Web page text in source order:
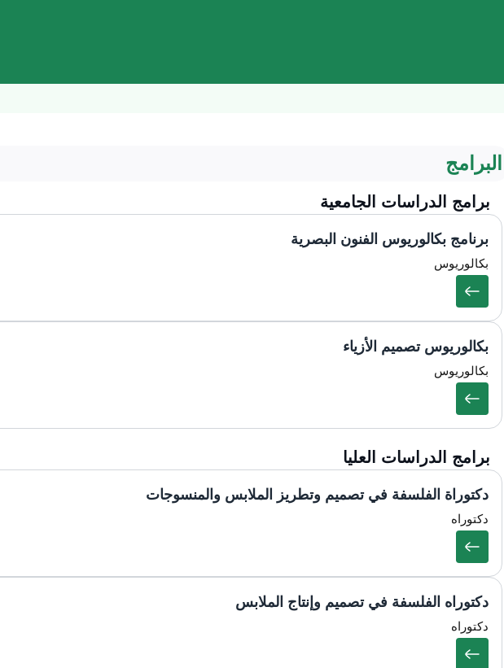
البرامج
برامج الدراسات الجامعية
برنامج بكالوريوس الفنون البصرية
بكالوريوس
بكالوريوس تصميم الأزياء
بكالوريوس
برامج الدراسات العليا
دكتوراة الفلسفة في تصميم وتطريز الملابس والمنسوجات
دكتوراه
دكتوراه الفلسفة في تصميم وإنتاج الملابس
دكتوراه